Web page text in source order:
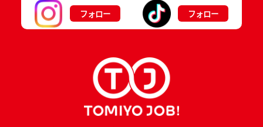
フォロー
フォロー